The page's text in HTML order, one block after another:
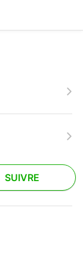
SUIVRE